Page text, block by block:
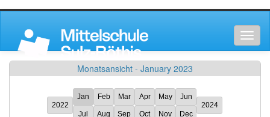
Monatsansicht - January 2023
2022
Jan Feb Mar Apr May Jun
Jul Aug Sep Oct Nov Dec
2024